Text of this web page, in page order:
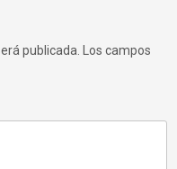
publicada.
Los campos